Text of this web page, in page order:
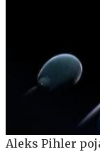
Aleks Pihler